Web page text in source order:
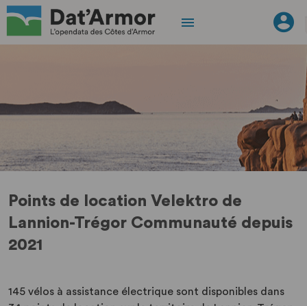
Points de location Velektro de
Lannion-Trégor Communauté depuis
2021
145 vélos à assistance électrique sont disponibles dans